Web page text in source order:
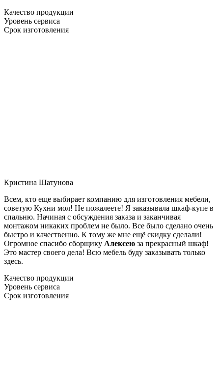
Качество продукции
Уровень сервиса
Срок изготовления
Кристина Шатунова
Всем, кто еще выбирает компанию для изготовления мебели,
советую Кухни мол! Не пожалеете! Я заказывала шкаф-купе в
спальню. Начиная с обсуждения заказа и заканчивая
монтажом никаких проблем не было. Все было сделано очень
быстро и качественно. К тому же мне ещё скидку сделали!
Огромное спасибо сборщику Алексею за прекрасный шкаф!
Это мастер своего дела! Всю мебель буду заказывать только
здесь.
Качество продукции
Уровень сервиса
Срок изготовления